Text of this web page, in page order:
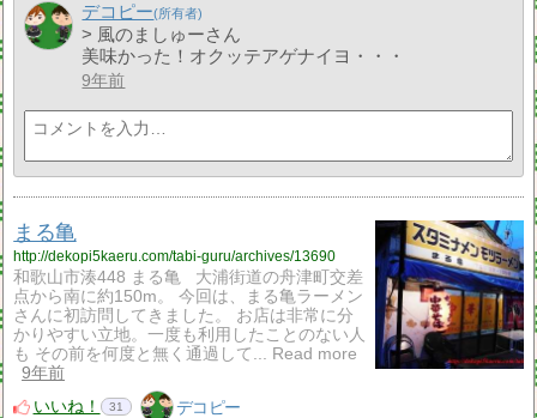
デコピー
> 風のましゅーさん
美味かった！オクッテアゲナイヨ・・・
9年前
まる亀
http://dekopi5kaeru.com/tabi-guru/archives/13690
和歌山市湊448 まる亀 大浦街道の舟津町交差
点から南に約150m。 今回は、まる亀ラーメン
さんに初訪問してきました。 お店は非常に分
かりやすい立地。一度も利用したことのない人
も その前を何度と無く通過して... Read more
9年前
いいね！
31 デコピー